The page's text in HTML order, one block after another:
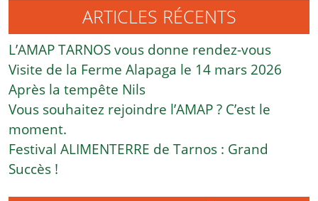
ARTICLES RÉCENTS
L’AMAP TARNOS vous donne rendez-vous
Visite de la Ferme Alapaga le 14 mars 2026
Après la tempête Nils
Vous souhaitez rejoindre l’AMAP ? C’est le
moment.
Festival ALIMENTERRE de Tarnos : Grand
Succès !